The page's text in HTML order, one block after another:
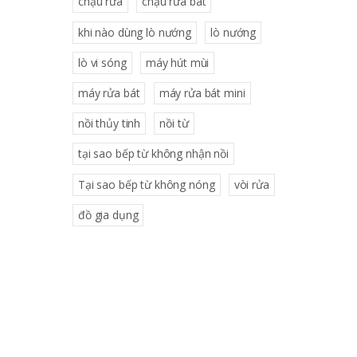
khi nào dùng lò nướng lò nướng
lò vi sóng máy hút mùi
máy rửa bát máy rửa bát mini
nồi thủy tinh nồi từ
tại sao bếp từ không nhận nồi
Tại sao bếp từ không nóng vòi rửa
đồ gia dụng